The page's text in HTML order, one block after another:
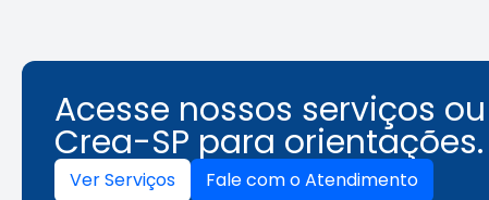
Acesse nossos serviços
Crea-SP para orientações.
Ver Serviços Fale com o Atendimento